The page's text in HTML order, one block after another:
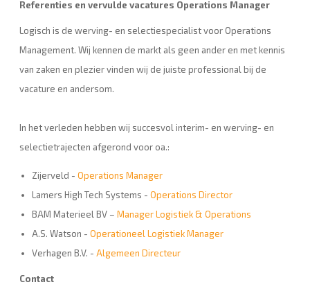
Referenties en vervulde vacatures Operations Manager
Logisch is de werving- en selectiespecialist voor Operations
Management. Wij kennen de markt als geen ander en met kennis
van zaken en plezier vinden wij de juiste professional bij de
vacature en andersom.
In het verleden hebben wij succesvol interim- en werving- en
selectietrajecten afgerond voor oa.:
Zijerveld - Operations Manager
Lamers High Tech Systems - Operations Director
BAM Materieel BV – Manager Logistiek & Operations
A.S. Watson - Operationeel Logistiek Manager
Verhagen B.V. - Algemeen Directeur
Contact